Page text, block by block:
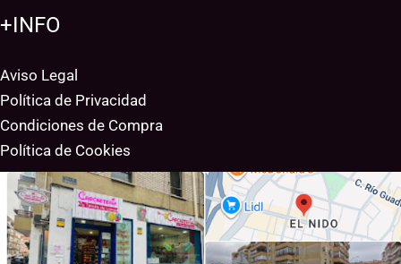
+INFO
Aviso Legal
Política de Privacidad
Condiciones de Compra
Política de Cookies